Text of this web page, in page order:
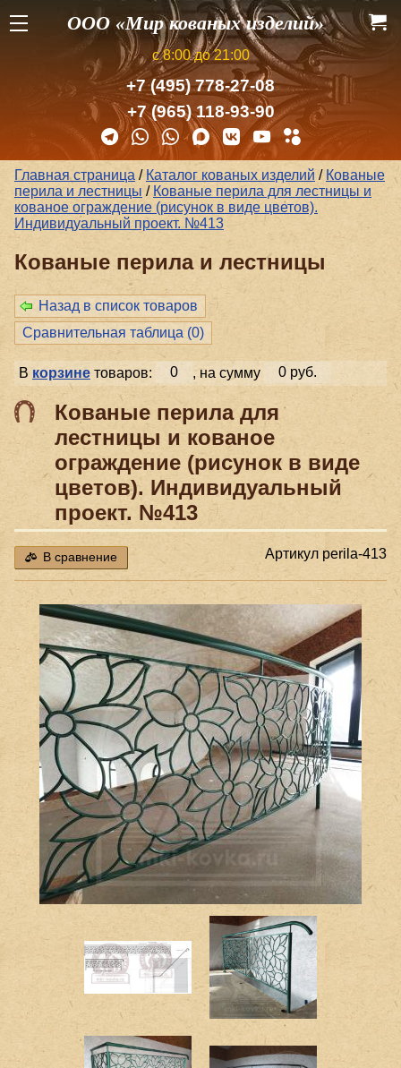
ООО «Мир кованых изделий»
с 8:00 до 21:00
+7 (495) 778-27-08
+7 (965) 118-93-90
Главная страница / Каталог кованых изделий / Кованые
перила и лестницы / Кованые перила для лестницы и
кованое ограждение (рисунок в виде цветов).
Индивидуальный проект. №413
Кованые перила и лестницы
Назад в список товаров
Сравнительная таблица (0)
В корзинетоваров: 0 , на сумму 0 руб.
Кованые перила для
лестницы и кованое
ограждение (рисунок в виде
цветов). Индивидуальный
проект. №413
В сравнение Артикул perila-413